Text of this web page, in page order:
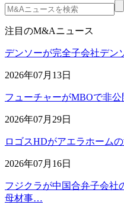
注目のM&Aニュース
デンソーが完全子会社デン
2026年07月13日
フューチャーがMBOで非公
2026年07月29日
ロゴスHDがアエラホーム
2026年07月16日
フジクラが中国合弁子会
母材事…